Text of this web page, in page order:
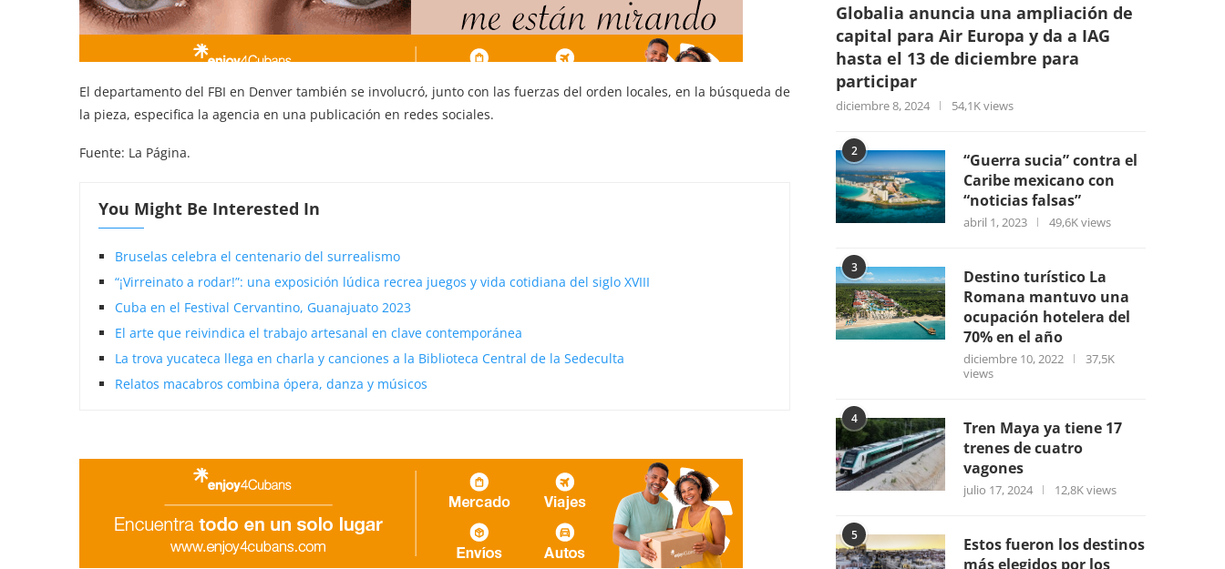
El departamento del FBI en Denver también se involucró, junto con las fuerzas del orden locales, en la búsqueda de
la pieza, especifica la agencia en una publicación en redes sociales.
Fuente: La Página.
You Might Be Interested In
Bruselas celebra el centenario del surrealismo
“¡Virreinato a rodar!”: una exposición lúdica recrea juegos y vida cotidiana del siglo XVIII
Cuba en el Festival Cervantino, Guanajuato 2023
El arte que reivindica el trabajo artesanal en clave contemporánea
La trova yucateca llega en charla y canciones a la Biblioteca Central de la Sedeculta
Relatos macabros combina ópera, danza y músicos
Globalia anuncia una ampliación de
capital para Air Europa y da a IAG
hasta el 13 de diciembre para
participar
diciembre 8, 2024 54,1K views
2
“Guerra sucia” contra el
Caribe mexicano con
“noticias falsas”
abril 1, 2023 49,6K views
3
Destino turístico La
Romana mantuvo una
ocupación hotelera del
70% en el año
diciembre 10, 2022
37,5K
views
4
Tren Maya ya tiene 17
trenes de cuatro
vagones
julio 17, 2024 12,8K views
5
Estos fueron los destinos
más elegidos por los